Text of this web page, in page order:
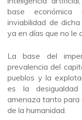
base económica
inviabilidad de
ya en días que no le
La base del
prevalencia del
pueblos y la
es la
amenaza tanto para
de la humanidad.